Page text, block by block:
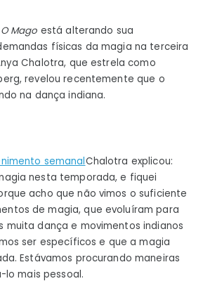
O Mago está alterando sua
físicas da magia na terceira
Chalotra, que estrela como
revelou recentemente que o
na dança indiana.
semanalChalotra explicou:
nesta temporada, e fiquei
acho que não vimos o suficiente
de magia, que evoluíram para
muita dança e movimentos indianos
ser específicos e que a magia
Estávamos procurando maneiras
mais pessoal.